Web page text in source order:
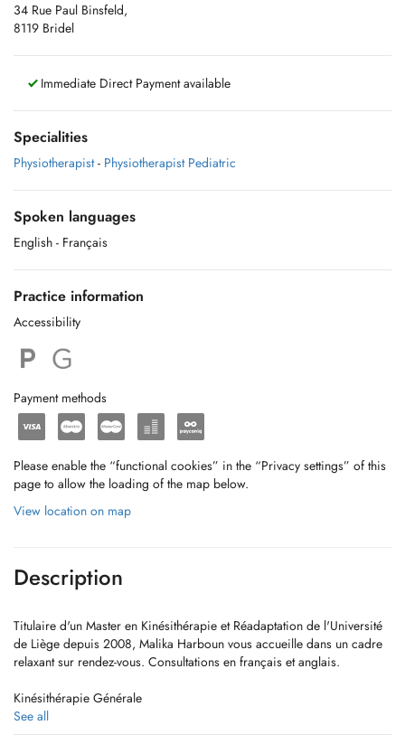
34 Rue Paul Binsfeld,
8119 Bridel
Immediate Direct Payment available
Specialities
Physiotherapist - Physiotherapist Pediatric
Spoken languages
English - Français
Practice information
Accessibility
Payment methods
Please enable the “functional cookies” in the “Privacy settings” of this
page to allow the loading of the map below.
View location on map
Description
Titulaire d'un Master en Kinésithérapie et Réadaptation de l'Université
de Liège depuis 2008, Malika Harboun vous accueille dans un cadre
relaxant sur rendez-vous. Consultations en français et anglais.
Kinésithérapie Générale
Rééducation Post Chirurgicale et Cicatrices
ATM (Rééducation de la mâchoire)
See all